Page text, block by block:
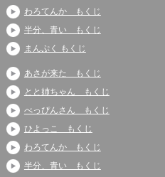
わろてんか もくじ
半分、青い もくじ
まんぷく もくじ
あさが来た もくじ
とと姉ちゃん もくじ
べっぴんさん もくじ
ひよっこ もくじ
わろてんか もくじ
半分、青い もくじ